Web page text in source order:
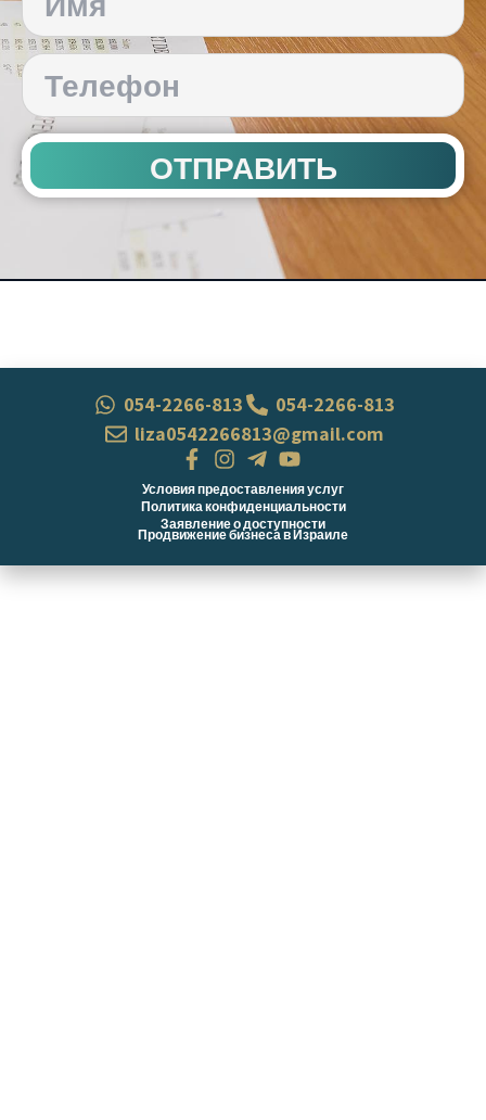
ОТПРАВИТЬ
054-2266-813
054-2266-813
liza0542266813@gmail.com
Условия предоставления услуг
Политика конфиденциальности
Заявление о доступности
Продвижение бизнеса в Израиле